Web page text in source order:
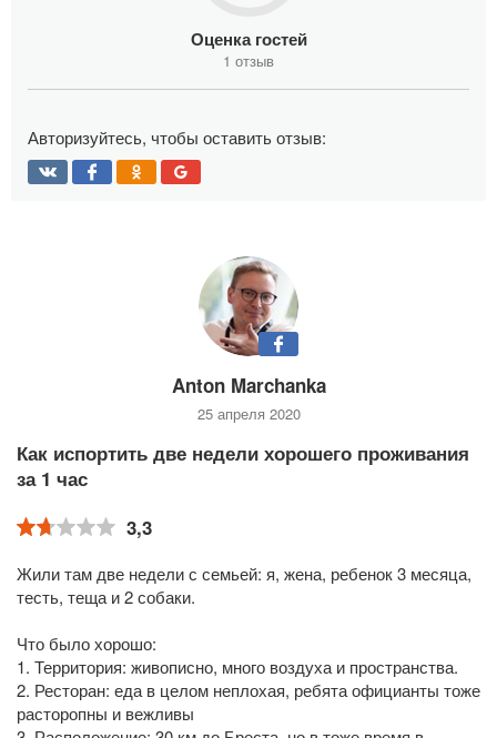
Оценка гостей
1 отзыв
Авторизуйтесь, чтобы оставить отзыв:
Anton Marchanka
25 апреля 2020
Как испортить две недели хорошего проживания
за 1 час
3,3
Жили там две недели с семьей: я, жена, ребенок 3 месяца,
тесть, теща и 2 собаки.
Что было хорошо:
1. Территория: живописно, много воздуха и пространства.
2. Ресторан: еда в целом неплохая, ребята официанты тоже
расторопны и вежливы